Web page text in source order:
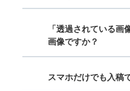
「透過されている
画像ですか？
スマホだけでも入稿